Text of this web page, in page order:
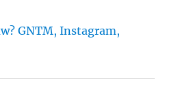
GNTM, Instagram,